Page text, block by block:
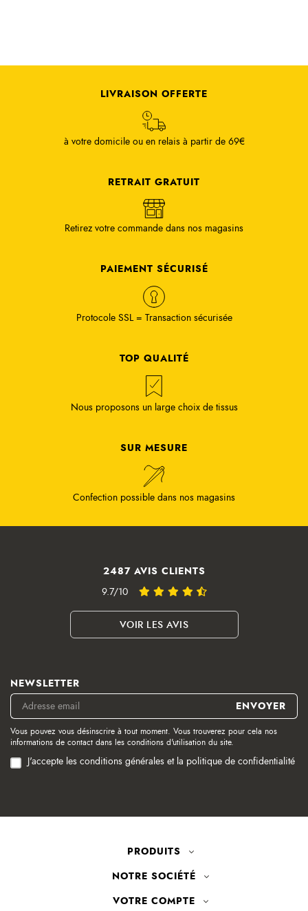
LIVRAISON OFFERTE
à votre domicile ou en relais à partir de 69€
RETRAIT GRATUIT
Retirez votre commande dans nos magasins
PAIEMENT SÉCURISÉ
Protocole SSL = Transaction sécurisée
TOP QUALITÉ
Nous proposons un large choix de tissus
SUR MESURE
Confection possible dans nos magasins
2487 AVIS CLIENTS
9.7/10
VOIR LES AVIS
NEWSLETTER
Vous pouvez vous désinscrire à tout moment. Vous trouverez pour cela nos
informations de contact dans les conditions d'utilisation du site.
J'accepte les conditions générales et la politique de confidentialité
PRODUITS
NOTRE SOCIÉTÉ
VOTRE COMPTE